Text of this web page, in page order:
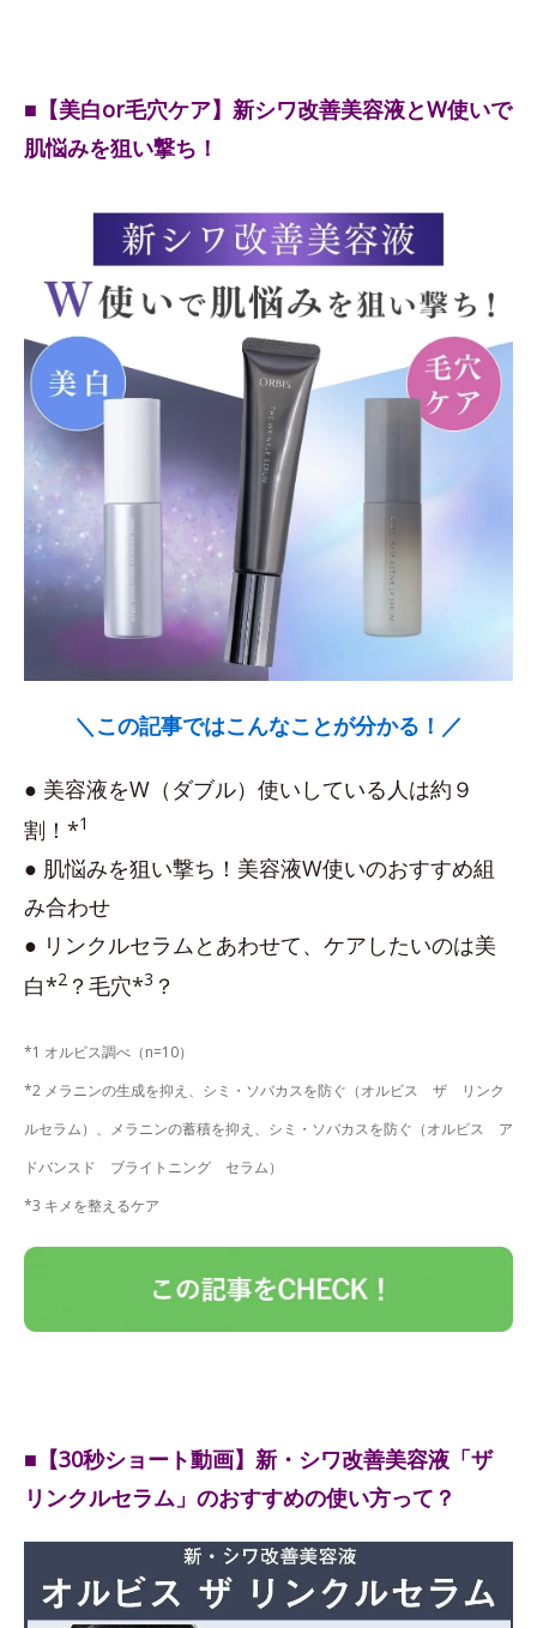
■【美白or毛穴ケア】新シワ改善美容液とW使いで
肌悩みを狙い撃ち！
＼この記事ではこんなことが分かる！／
● 美容液をW（ダブル）使いしている人は約９
割！*1
● 肌悩みを狙い撃ち！美容液W使いのおすすめ組
み合わせ
● リンクルセラムとあわせて、ケアしたいのは美
白*2 ？毛穴*3 ？
*1 オルビス調べ（n=10）
*2 メラニンの生成を抑え、シミ・ソバカスを防ぐ（オルビス ザ リンク
ルセラム）、メラニンの蓄積を抑え、シミ・ソバカスを防ぐ（オルビス ア
ドバンスド ブライトニング セラム）
*3 キメを整えるケア
■【30秒ショート動画】新・シワ改善美容液「ザ
リンクルセラム」のおすすめの使い方って？